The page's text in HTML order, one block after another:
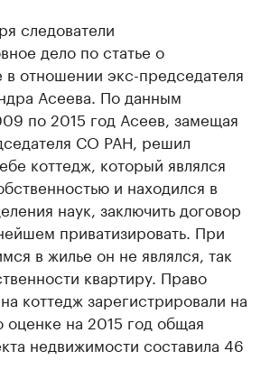
следователи
дело по статье о
отношении экс-председателя
Асеева. По данным
по 2015 год Асеев, замещая
СО РАН, решил
коттедж, который являлся
и находился в
наук, заключить договор
приватизировать. При
в жилье он не являлся, так
квартиру. Право
коттедж зарегистрировали на
оценке на 2015 год общая
недвижимости составила 46